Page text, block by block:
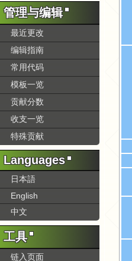
管理与编辑
最近更改
编辑指南
常用代码
模板一览
贡献分数
收支一览
特殊贡献
Languages
日本語
English
中文
工具
链入页面